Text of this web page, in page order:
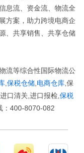
息流、资金流、物流全
方案，助力跨境电商企
、共享销售、共享仓储
流等综合性国际物流公
,保税仓储 电商仓库 ,保
口清关,进口报检,保税
：400-8070-082